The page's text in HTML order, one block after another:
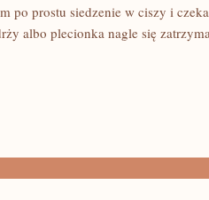
po prostu siedzenie w ciszy i
albo plecionka nagle się